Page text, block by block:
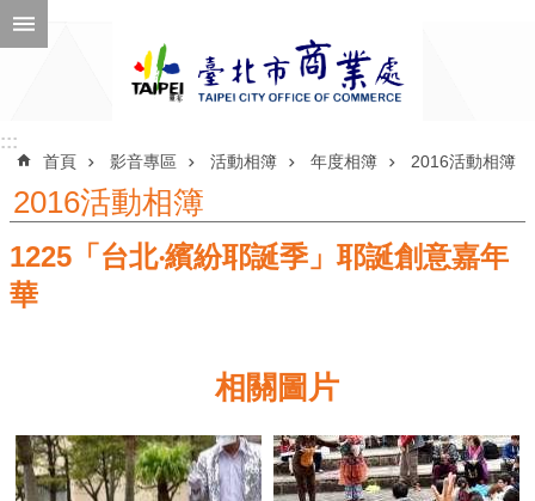
跳到主要內容區塊
公
告
訊
介
紹
::::::
首頁 影音專區 活動相簿 年度相簿 2016活動相簿
2016活動相簿
1225「台北‧繽紛耶誕季」耶誕創意嘉年
華
相關圖片